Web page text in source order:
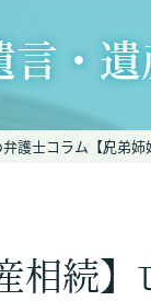
言・
護士コラム 【兄弟
相続